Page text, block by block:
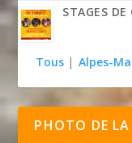
STAGES
Tous | Alpes-
PHOTO DE